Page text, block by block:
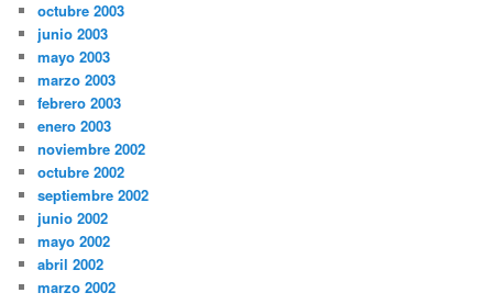
octubre 2003
junio 2003
mayo 2003
marzo 2003
febrero 2003
enero 2003
noviembre 2002
octubre 2002
septiembre 2002
junio 2002
mayo 2002
abril 2002
marzo 2002